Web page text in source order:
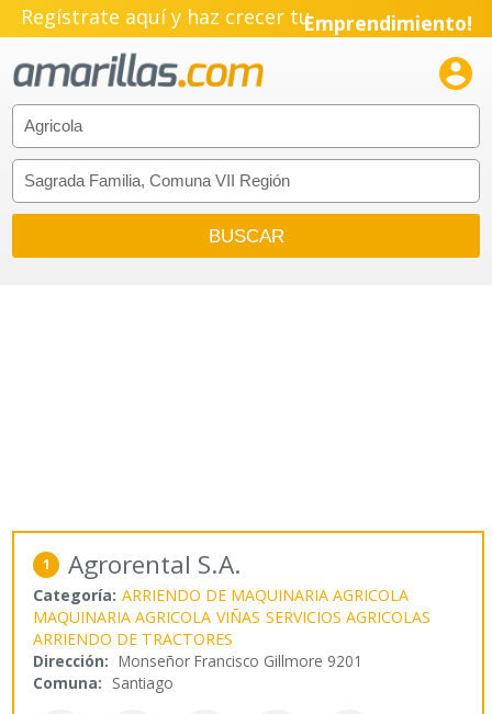
Regístrate aquí y haz crecer tuPyme!
Emprendimiento!

1 Agrorental S.A.
Categoría: ARRIENDO DE MAQUINARIA AGRICOLA
MAQUINARIA AGRICOLA VIÑAS SERVICIOS AGRICOLAS
ARRIENDO DE TRACTORES
Dirección: Monseñor Francisco Gillmore 9201
Comuna: Santiago